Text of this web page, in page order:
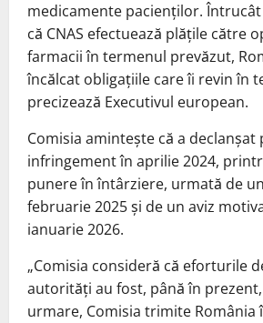
medicamente pacienților.
că CNAS efectuează plățile către
farmacii în termenul prevăzut,
încălcat obligațiile care îi revin în
precizează Executivul european.
Comisia amintește că a
infringement în aprilie 2024,
punere în întârziere, urmată de
februarie 2025 și de un aviz
ianuarie 2026.
„Comisia consideră că eforturile
autorități au fost, până în
urmare, Comisia trimite România